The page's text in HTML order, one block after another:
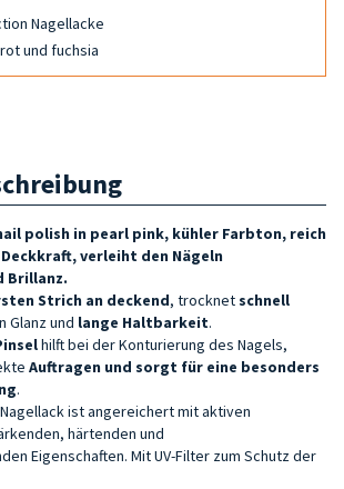
Nagellacke
und fuchsia
polish in pearl pink, kühler Farbton, reich
verleiht den Nägeln
Brillanz.
Strich an deckend, trocknetschnell
Glanz und lange Haltbarkeit.
hilft bei der Konturierung des Nagels,
Auftragen und sorgt für eine besonders
.
ist angereichert mit aktiven
härtenden und
Eigenschaften. Mit UV-Filter zum Schutz der